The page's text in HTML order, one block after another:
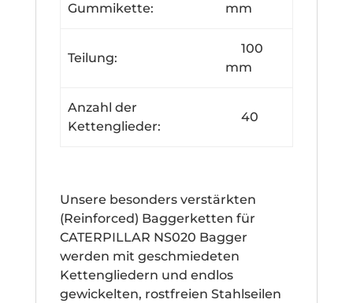
Gummikette:
mm
Teilung:
100
mm
Anzahl der
Kettenglieder:
40
Unsere besonders verstärkten
(Reinforced) Baggerketten für
CATERPILLAR NS020 Bagger
werden mit geschmiedeten
Kettengliedern und endlos
gewickelten, rostfreien Stahlseilen